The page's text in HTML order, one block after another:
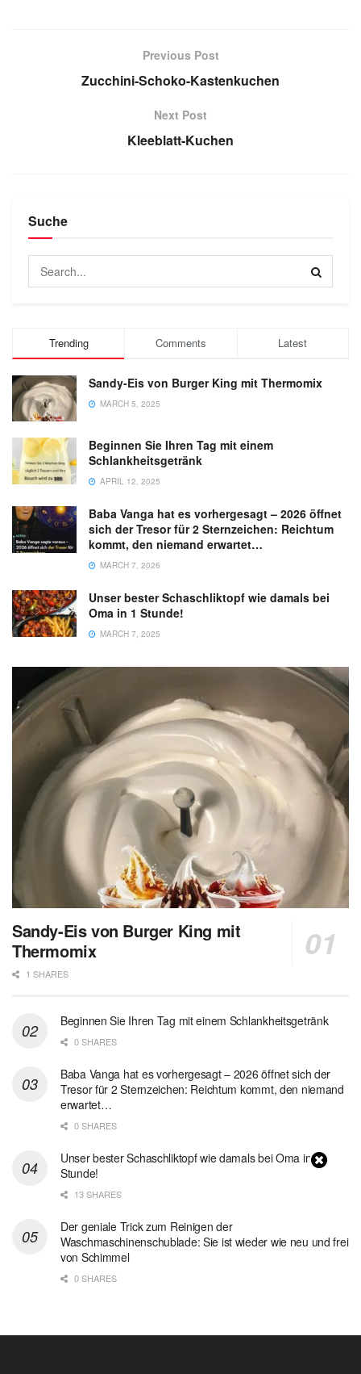
Previous Post
Zucchini-Schoko-Kastenkuchen
Next Post
Kleeblatt-Kuchen
Suche
Trending Comments Latest
Sandy-Eis von Burger King mit Thermomix
MARCH 5, 2025
Beginnen Sie Ihren Tag mit einem
Schlankheitsgetränk
APRIL 12, 2025
Baba Vanga hat es vorhergesagt – 2026 öffnet
sich der Tresor für 2 Sternzeichen: Reichtum
kommt, den niemand erwartet…
MARCH 7, 2026
Unser bester Schaschliktopf wie damals bei
Oma in 1 Stunde!
MARCH 7, 2025
Sandy-Eis von Burger King mit
Thermomix
1 SHARES
Beginnen Sie Ihren Tag mit einem Schlankheitsgetränk
0 SHARES
Baba Vanga hat es vorhergesagt – 2026 öffnet sich der
Tresor für 2 Sternzeichen: Reichtum kommt, den niemand
erwartet…
0 SHARES
Unser bester Schaschliktopf wie damals bei Oma in 1
Stunde!
13 SHARES
Der geniale Trick zum Reinigen der
Waschmaschinenschublade: Sie ist wieder wie neu und frei
von Schimmel
0 SHARES